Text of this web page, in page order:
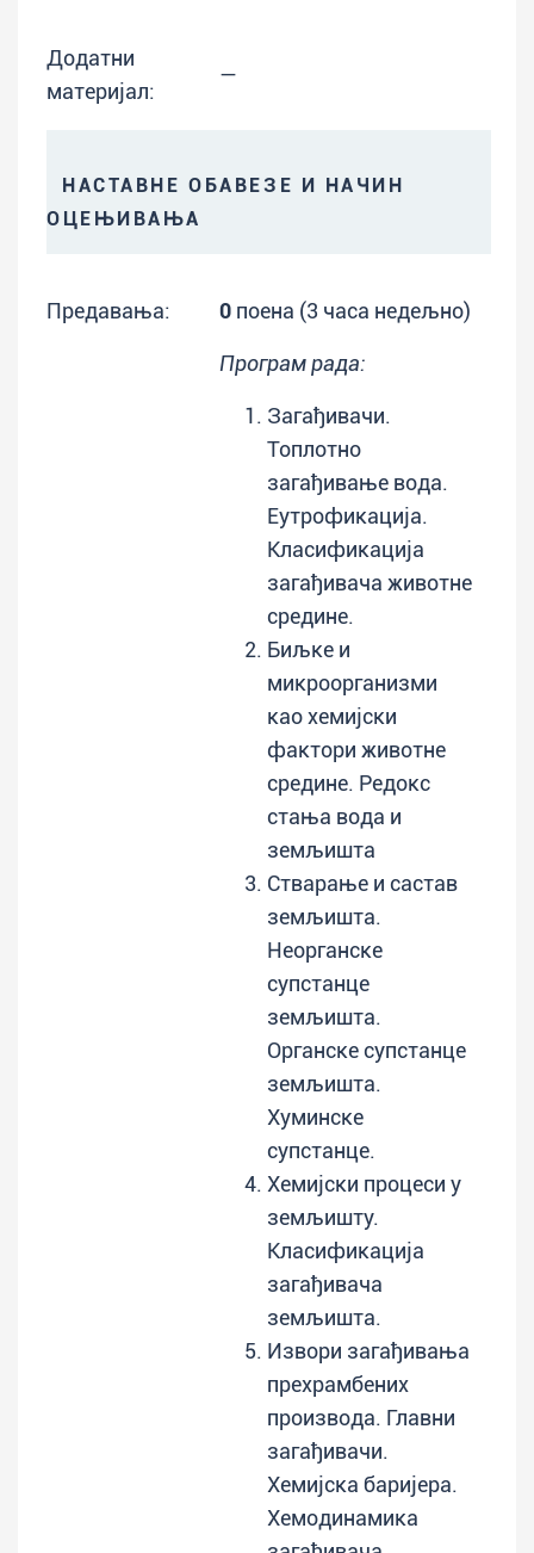
Додатни
материјал:
—
НАСТАВНЕ ОБАВЕЗЕ И НАЧИН
ОЦЕЊИВАЊА
Предавања: 0 поена (3 часа недељно)
Програм рада:
Загађивачи.
Топлотно
загађивање вода.
Еутрофикација.
Класификација
загађивача животне
средине.
Биљке и
микроорганизми
као хемијски
фактори животне
средине. Редокс
стања вода и
земљишта
Стварање и састав
земљишта.
Неорганске
супстанце
земљишта.
Органске супстанце
земљишта.
Хуминске
супстанце.
Хемијски процеси у
земљишту.
Класификација
загађивача
земљишта.
Извори загађивања
прехрамбених
производа. Главни
загађивачи.
Хемијска баријера.
Хемодинамика